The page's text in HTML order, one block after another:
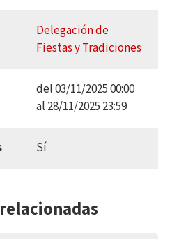
Delegación de
Fiestas y Tradiciones
del 03/11/2025 00:00
al 28/11/2025 23:59
Sí